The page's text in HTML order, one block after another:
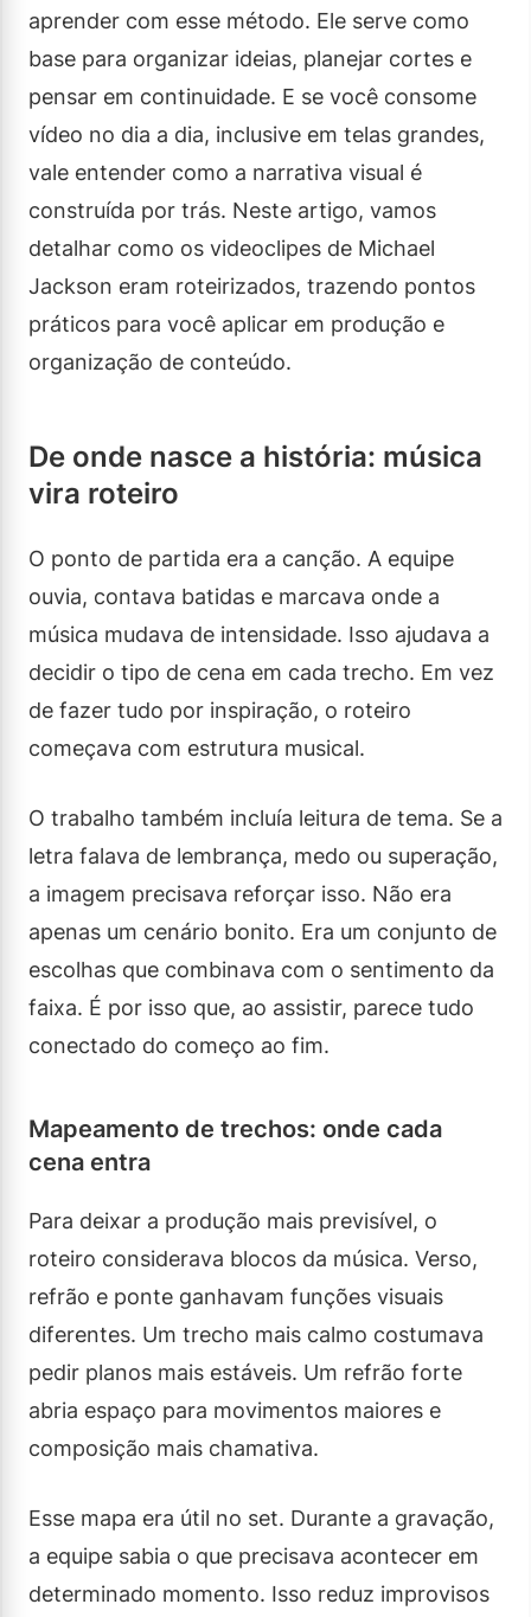
aprender com esse método. Ele serve como
base para organizar ideias, planejar cortes e
pensar em continuidade. E se você consome
vídeo no dia a dia, inclusive em telas grandes,
vale entender como a narrativa visual é
construída por trás. Neste artigo, vamos
detalhar como os videoclipes de Michael
Jackson eram roteirizados, trazendo pontos
práticos para você aplicar em produção e
organização de conteúdo.
De onde nasce a história: música
vira roteiro
O ponto de partida era a canção. A equipe
ouvia, contava batidas e marcava onde a
música mudava de intensidade. Isso ajudava a
decidir o tipo de cena em cada trecho. Em vez
de fazer tudo por inspiração, o roteiro
começava com estrutura musical.
O trabalho também incluía leitura de tema. Se a
letra falava de lembrança, medo ou superação,
a imagem precisava reforçar isso. Não era
apenas um cenário bonito. Era um conjunto de
escolhas que combinava com o sentimento da
faixa. É por isso que, ao assistir, parece tudo
conectado do começo ao fim.
Mapeamento de trechos: onde cada
cena entra
Para deixar a produção mais previsível, o
roteiro considerava blocos da música. Verso,
refrão e ponte ganhavam funções visuais
diferentes. Um trecho mais calmo costumava
pedir planos mais estáveis. Um refrão forte
abria espaço para movimentos maiores e
composição mais chamativa.
Esse mapa era útil no set. Durante a gravação,
a equipe sabia o que precisava acontecer em
determinado momento. Isso reduz improvisos